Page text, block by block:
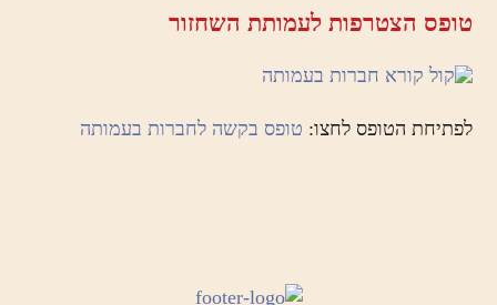
טופס הצטרפות לעמותת השחזור
לפתיחת הטופס לחצו: טופס בקשה לחברות בעמותה